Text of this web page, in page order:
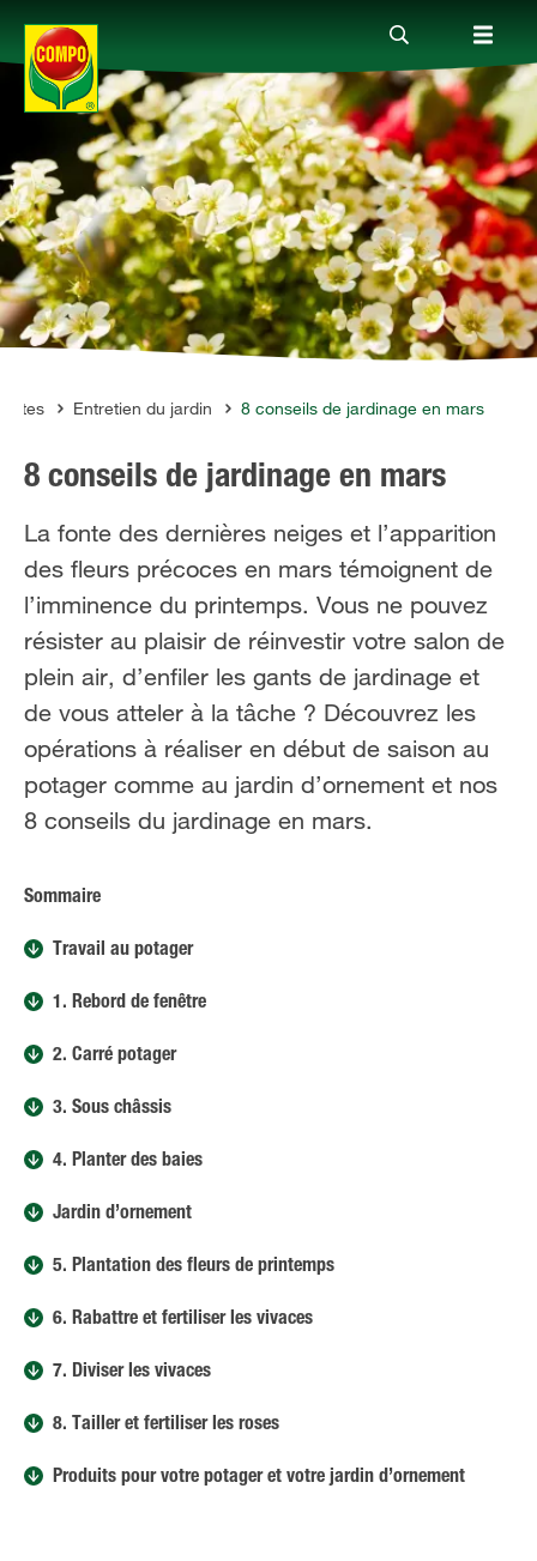
Produits
Conseil
Thèmes
Service
Qui sommes-nous?
Entretien du jardin 8 conseils de jardinage en mars
8 conseils de jardinage en mars
La fonte des dernières neiges et l’apparition
des fleurs précoces en mars témoignent de
l’imminence du printemps. Vous ne pouvez
résister au plaisir de réinvestir votre salon de
plein air, d’enfiler les gants de jardinage et
de vous atteler à la tâche ? Découvrez les
opérations à réaliser en début de saison au
potager comme au jardin d’ornement et nos
8 conseils du jardinage en mars.
Sommaire
Travail au potager
1. Rebord de fenêtre
2. Carré potager
3. Sous châssis
4. Planter des baies
Jardin d’ornement
5. Plantation des fleurs de printemps
6. Rabattre et fertiliser les vivaces
7. Diviser les vivaces
8. Tailler et fertiliser les roses
Produits pour votre potager et votre jardin d’ornement